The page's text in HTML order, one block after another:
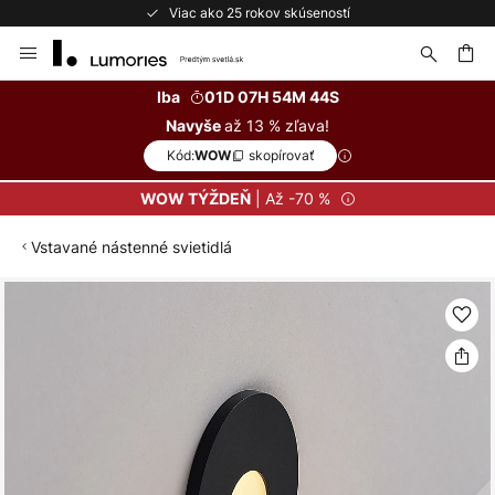
Viac ako 25 rokov skúseností
to
Iba
01D 07H 54M 43S
Navyšeaž 13 % zľava!
Kód:WOW skopírovať
WOW TÝŽDEŇ| Až -70 %
Vstavané nástenné svietidlá